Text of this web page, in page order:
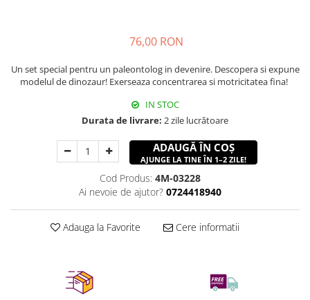
76,00 RON
Un set special pentru un paleontolog in devenire. Descopera si expune
modelul de dinozaur! Exerseaza concentrarea si motricitatea fina!
IN STOC
Durata de livrare: 2 zile lucrătoare
ADAUGĂ ÎN COȘ
AJUNGE LA TINE ÎN 1–2 ZILE!
Cod Produs: 4M-03228
Ai nevoie de ajutor? 0724418940
Adauga la Favorite Cere informatii